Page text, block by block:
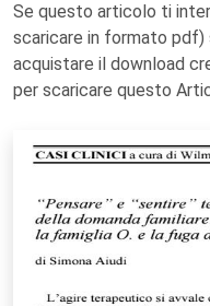
Se questo articolo ti
scaricare in formato pdf)
acquistare il download
per scaricare questo